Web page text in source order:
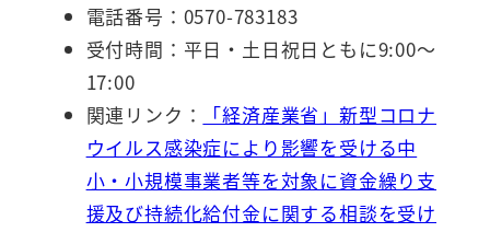
電話番号：0570-783183
受付時間：平日・土日祝日ともに9:00～
17:00
関連リンク：
「経済産業省」新型コロナ
ウイルス感染症により影響を受ける中
小・小規模事業者等を対象に資金繰り支
援及び持続化給付金に関する相談を受け